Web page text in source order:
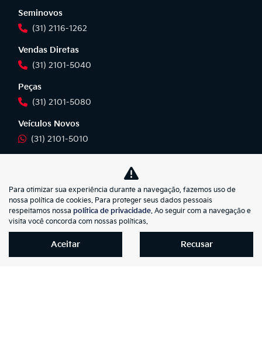
Seminovos
(31) 2116-1262
Vendas Diretas
(31) 2101-5040
Peças
(31) 2101-5080
Veículos Novos
(31) 2101-5010
Vendas Diretas
(31) 2101-5010
Pós-Vendas
(31) 2101-5042
Para otimizar sua experiência durante a navegação, fazemos uso de
nossa política de cookies. Para proteger seus dados pessoais
respeitamos nossa política de privacidade. Ao seguir com a navegação e
visita você concorda com nossas políticas.
Aceitar Recusar